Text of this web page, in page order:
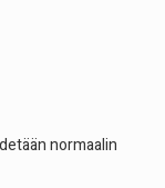
normaalin